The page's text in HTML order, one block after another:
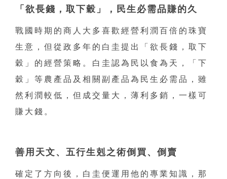
「欲長錢，取下穀」，民生必需品賺的久
戰國時期的商人大多喜歡經營利潤百倍的珠寶
生意，但從政多年的白圭提出「欲長錢，取下
穀」的經營策略。白圭認為民以食為天，「下
穀」等農產品及相關副產品為民生必需品，雖
然利潤較低，但成交量大，薄利多銷，一樣可
賺大錢。
善用天文、五行生剋之術倒買、倒賣
確定了方向後，白圭便運用他的專業知識，那